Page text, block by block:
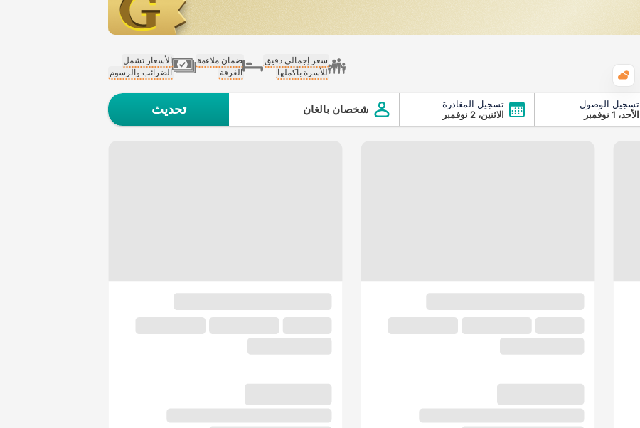
سعر إجمالي دقيق
للأسرة بأكملها
ضمان ملاءمة
الغرفة
الأسعار تشمل
الضرائب والرسوم
تسجيل الوصول
الأحد، 1 نوفمبر
تسجيل المغادرة
الاثنين، 2 نوفمبر
شخصان بالغان تحديث